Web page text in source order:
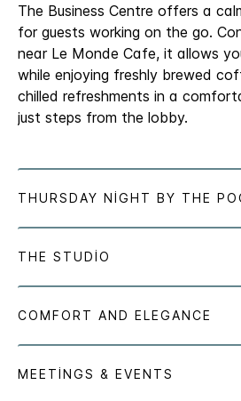
The Business Centre offers a
for guests working on the go.
near Le Monde Cafe, it allows
while enjoying freshly brewed
chilled refreshments in a
just steps from the lobby.